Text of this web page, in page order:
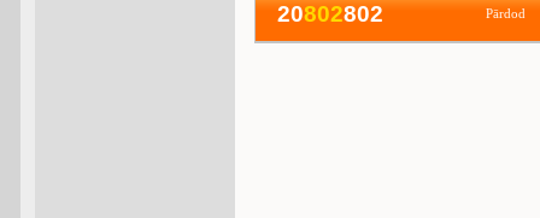
20802802 Pārdod